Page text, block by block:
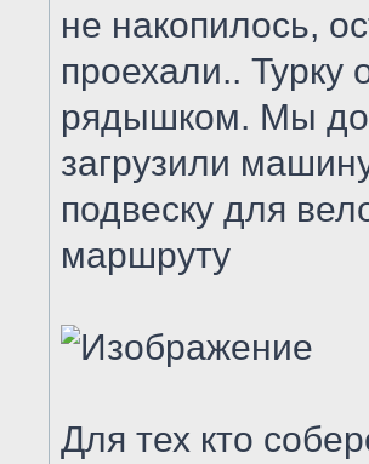
не накопилось,
проехали.. Турку
рядышком. Мы
загрузили
подвеску для
маршруту
Для тех кто